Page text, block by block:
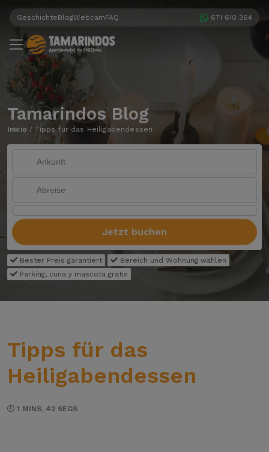
GeschichteBlogWebcamFAQ 671 610 364
Tamarindos Blog
Inicio /Tipps für das Heiligabendessen
Jetzt buchen
Bester Preis garantiert
Bereich und Wohnung wählen
Parking, cuna y mascota gratis
Tipps für das
Heiligabendessen
1 MINS, 42 SEGS